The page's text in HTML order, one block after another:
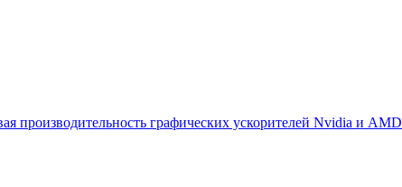
производительность графических ускорителей Nvidia и AMD